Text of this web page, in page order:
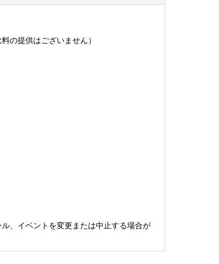
の提供はございません）
、イベントを変更または中止する場合が